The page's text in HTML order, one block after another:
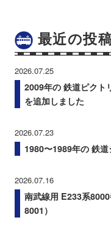
最近の投
2026.07.25
2009年の 鉄道ピクト
を追加しました
2026.07.23
1980〜1989年の 鉄
2026.07.16
南武線用 E233系
8001）